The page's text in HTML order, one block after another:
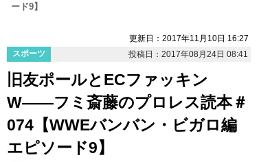
ード9】
更新日：2017年11月10日 16:27
スポーツ
投稿日：2017年08月24日 08:41
旧友ポールとECファッキン
W――フミ斎藤のプロレス読本＃
074【WWEバンバン・ビガロ編
エピソード9】